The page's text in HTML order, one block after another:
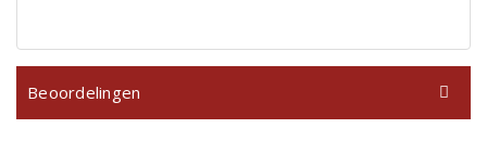
Beoordelingen